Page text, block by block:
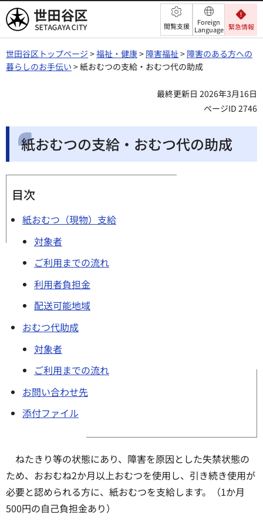
世田谷区 閲覧支援
Foreign
Language 緊急情報
世田谷区トップページ >福祉・健康> 障害福祉 > 障害のある方への
暮らしのお手伝い > 紙おむつの支給・おむつ代の助成
最終更新日 2026年3月16日
ページID 2746
紙おむつの支給・おむつ代の助成
目次
紙おむつ（現物）支給
対象者
ご利用までの流れ
利用者負担金
配送可能地域
おむつ代助成
対象者
ご利用までの流れ
お問い合わせ先
添付ファイル
ねたきり等の状態にあり、障害を原因とした失禁状態の
ため、おおむね2か月以上おむつを使用し、引き続き使用が
必要と認められる方に、紙おむつを支給します。（1か月
500円の自己負担金あり）